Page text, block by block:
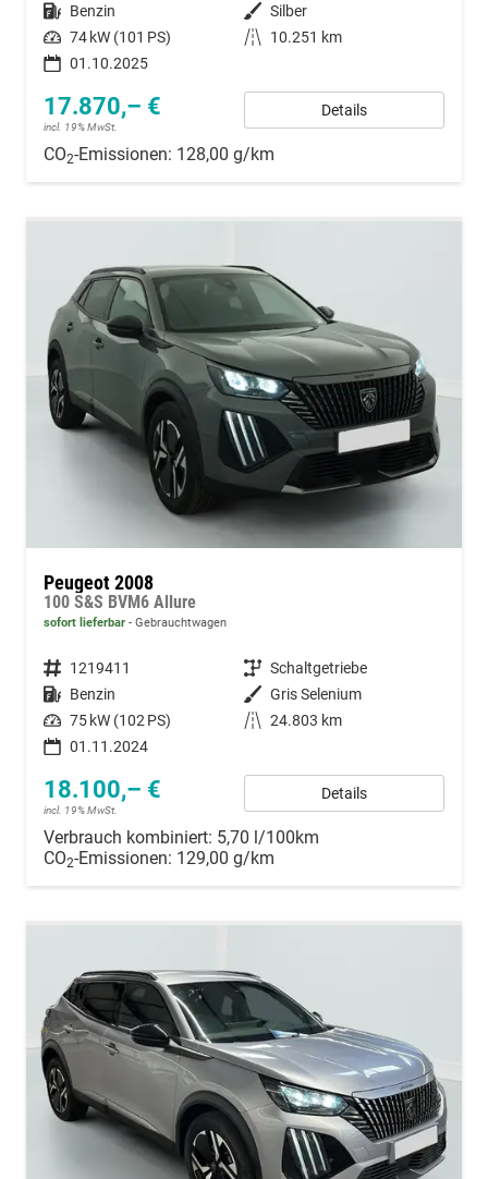
Kraftstoff Benzin Außenfarbe Silber
Leistung 74 kW (101 PS) Kilometerstand
10.251 km
01.10.2025
17.870,– €
incl. 19% MwSt.
Details
CO2-Emissionen: 128,00 g/km
Peugeot 2008
100 S&S BVM6 Allure
sofort lieferbar Gebrauchtwagen
Fahrzeugnummer 1219411 Getriebe Schaltgetriebe
Kraftstoff Benzin Außenfarbe Gris Selenium
Leistung 75 kW (102 PS) Kilometerstand 24.803 km
01.11.2024
18.100,– €
incl. 19% MwSt.
Details
Verbrauch kombiniert: 5,70 l/100km
CO2-Emissionen: 129,00 g/km